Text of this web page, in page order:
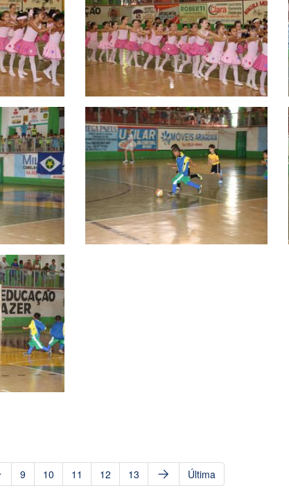
9 10 11 12 13 Última